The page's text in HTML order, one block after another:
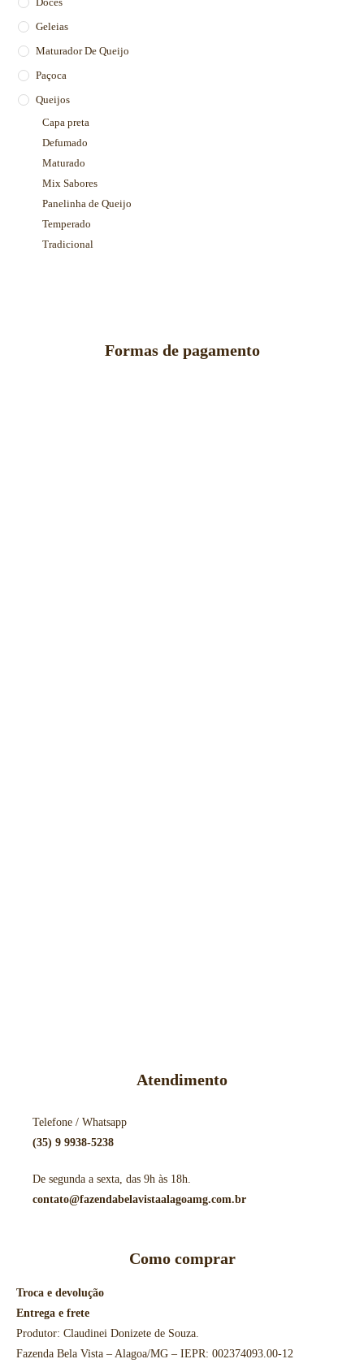
Geleias
Maturador De Queijo
Paçoca
Queijos
Capa preta
Defumado
Maturado
Mix Sabores
Panelinha de Queijo
Temperado
Tradicional
Formas de pagamento
Atendimento
Telefone / Whatsapp
(35) 9 9938-5238
De segunda a sexta, das 9h às 18h.
contato@fazendabelavistaalagoamg.com.br
Como comprar
Troca e devolução
Entrega e frete
Produtor: Claudinei Donizete de Souza.
Fazenda Bela Vista – Alagoa/MG – IEPR: 002374093.00-12